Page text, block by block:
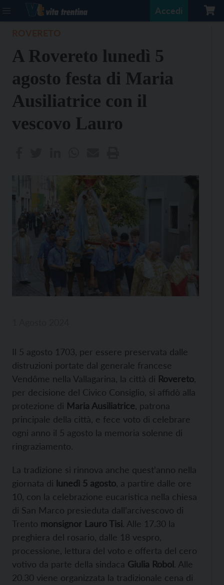
Accedi
A Rovereto lunedì 5
agosto festa di Maria
Ausiliatrice con il
vescovo Lauro
Il 5 agosto 1703, per essere preservata dalle
distruzioni portate dal generale francese
Vendôme nella Vallagarina, la città di Rovereto,
per decisione del Civico Consiglio, si affidò alla
protezione di Maria Ausiliatrice, patrona
principale della città, e fece voto di celebrare
ogni anno il 5 agosto la memoria solenne di
ringraziamento.
La tradizione si rinnova anche quest’anno nella
giornata di lunedì 5 agosto, a partire dalle ore
10, con la celebrazione eucaristica nella chiesa
di San Marco presieduta dall’arcivescovo di
Trento monsignor Lauro Tisi. Alle 17.30 la
preghiera del rosario, dalle 18 vespro,
processione, lettura del voto e offerta del cero
votivo da parte della sindaca Giulia Robol. Alle
20.30 viene organizzata la tradizionale cena di